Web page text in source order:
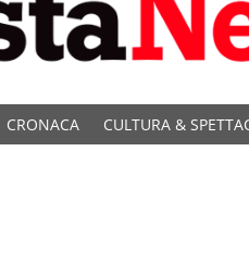
CRONACA CULTURA &